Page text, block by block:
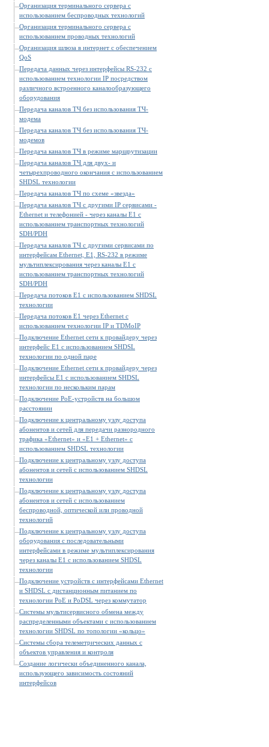
Организация терминального сервера с
использованием беспроводных технологий
Организация терминального сервера с
использованием проводных технологий
Организация шлюза в интернет с обеспечением
QoS
Передача данных через интерфейсы RS-232 с
использованием технологии IP посредством
различного встроенного каналообразующего
оборудования
Передача каналов ТЧ без использования ТЧ-
модема
Передача каналов ТЧ без использования ТЧ-
модемов
Передача каналов ТЧ в режиме маршрутизации
Передача каналов ТЧ для двух- и
четырехпроводного окончания с использованием
SHDSL технологии
Передача каналов ТЧ по схеме «звезда»
Передача каналов ТЧ с другими IP сервисами -
Ethernet и телефонией - через каналы E1 c
использованием транспортных технологий
SDH/PDH
Передача каналов ТЧ с другими сервисами по
интерфейсам Ethernet, E1, RS-232 в режиме
мультиплексирования через каналы E1 c
использованием транспортных технологий
SDH/PDH
Передача потоков E1 с использованием SHDSL
технологии
Передача потоков E1 через Ethernet c
использованием технологии IP и TDMoIP
Подключение Ethernet сети к провайдеру через
интерфейс E1 с использованием SHDSL
технологии по одной паре
Подключение Ethernet сети к провайдеру через
интерфейсы E1 с использованием SHDSL
технологии по нескольким парам
Подключение PoE-устройств на большом
расстоянии
Подключение к центральному узлу доступа
абонентов и сетей для передачи разнородного
трафика «Ethernet» и «E1 + Ethernet» с
использованием SHDSL технологии
Подключение к центральному узлу доступа
абонентов и сетей с использованием SHDSL
технологии
Подключение к центральному узлу доступа
абонентов и сетей с использованием
беспроводной, оптической или проводной
технологий
Подключение к центральному узлу доступа
оборудования с последовательными
интерфейсами в режиме мультиплексирования
через каналы E1 с использованием SHDSL
технологии
Подключение устройств с интерфейсами Ethernet
и SHDSL c дистанционным питанием по
технологии РоЕ и PoDSL через коммутатор
Системы мультисервисного обмена между
распределенными объектами с использованием
технологии SHDSL по топологии «кольцо»
Системы сбора телеметрических данных с
объектов управления и контроля
Создание логически объединенного канала,
использующего зависимость состояний
интерфейсов